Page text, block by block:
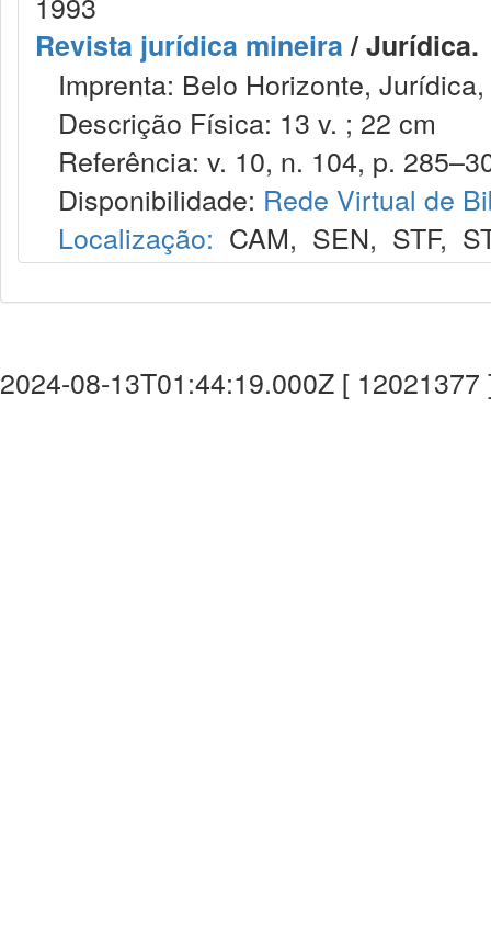
Revista jurídica mineira/ Jurídica.
Imprenta: Belo Horizonte,
Descrição Física: 13 v. ; 22 cm
Referência: v. 10, n. 104, p.
Disponibilidade: Rede Virtual de
Localização: CAM, SEN, STF,
2024-08-13T01:44:19.000Z [ 12021377